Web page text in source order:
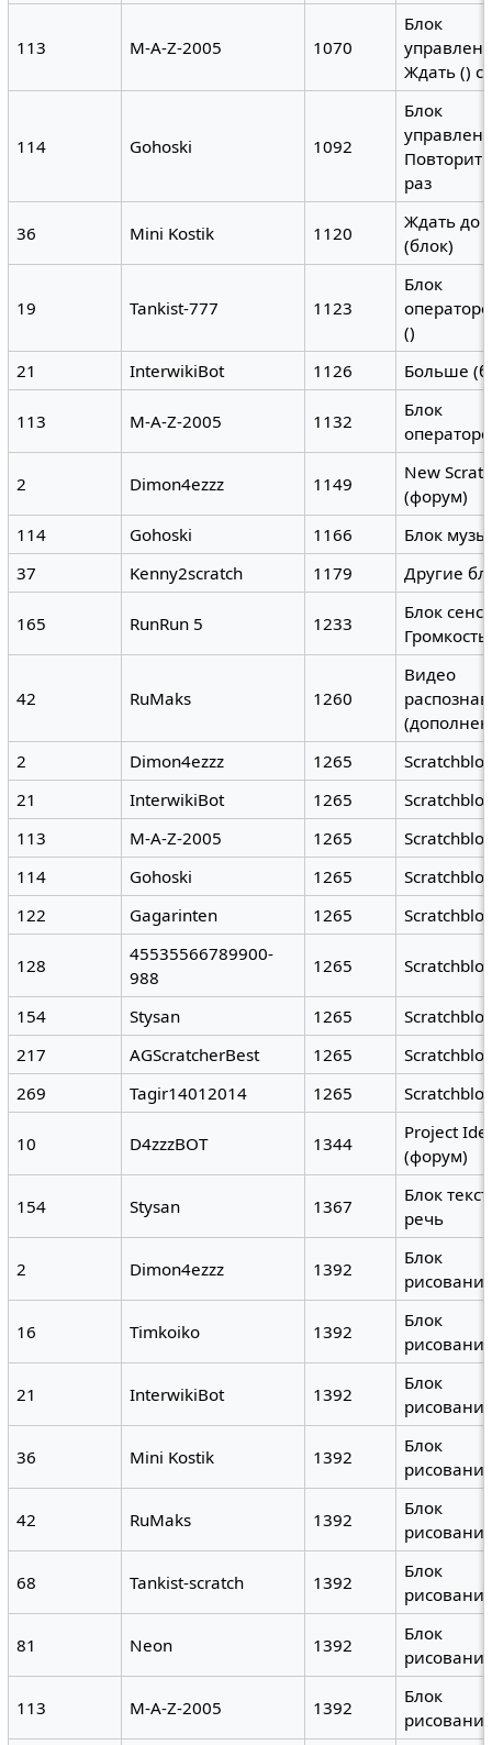
113 M-A-Z-2005 1070
Блок
Ждать ()
114 Gohoski 1092
Блок
раз
36 Mini Kostik 1120
Ждать до
(блок)
19 Tankist-777 1123
Блок
()
21
InterwikiBot 1126 Больше
113 M-A-Z-2005 1132
Блок
2 Dimon4ezzz 1149
New
(форум)
114
Gohoski 1166
Блок
37
Kenny2scratch 1179 Другие
165 RunRun 5 1233
Блок
Громкость
42 RuMaks 1260
Видео
2
Dimon4ezzz 1265
21
InterwikiBot 1265
113
M-A-Z-2005 1265
114
Gohoski 1265
122
Gagarinten 1265
128
45535566789900-
988
1265
154 Stysan 1265
217
AGScratcherBest 1265
269
Tagir14012014 1265
10 D4zzzBOT 1344
Project
(форум)
154 Stysan 1367
Блок
речь
2 Dimon4ezzz 1392
Блок
16 Timkoiko 1392
Блок
21 InterwikiBot 1392
Блок
36 Mini Kostik 1392
Блок
42 RuMaks 1392
Блок
68 Tankist-scratch 1392
Блок
81 Neon 1392
Блок
113 M-A-Z-2005 1392
Блок